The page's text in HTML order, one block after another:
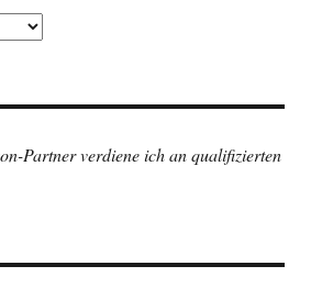
Partner verdiene ich an qualifizierten